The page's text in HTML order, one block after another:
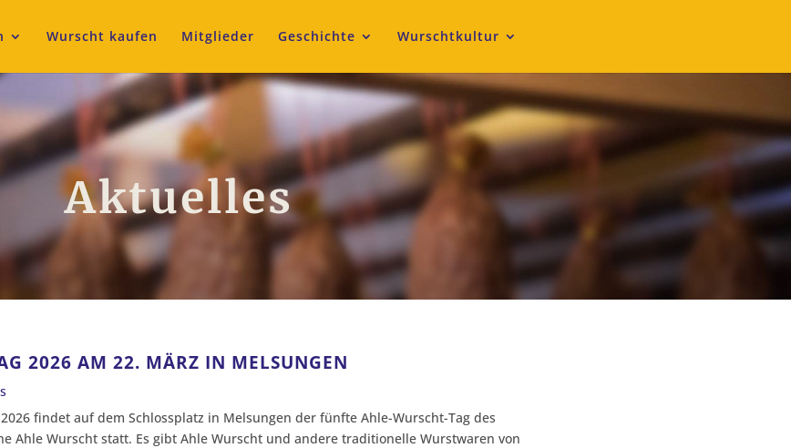
Wurscht kaufen Mitglieder Geschichte Wurschtkultur
Aktuelles
2026 AM 22. MÄRZ IN MELSUNGEN
findet auf dem Schlossplatz in Melsungen der fünfte Ahle-Wurscht-Tag des
Ahle Wurscht statt. Es gibt Ahle Wurscht und andere traditionelle Wurstwaren von